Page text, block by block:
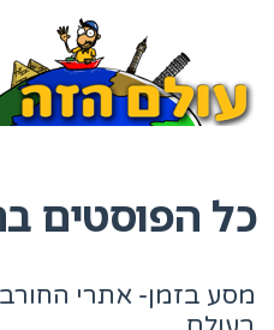
כל הפוסטים ב
מסע בזמן- אתרי